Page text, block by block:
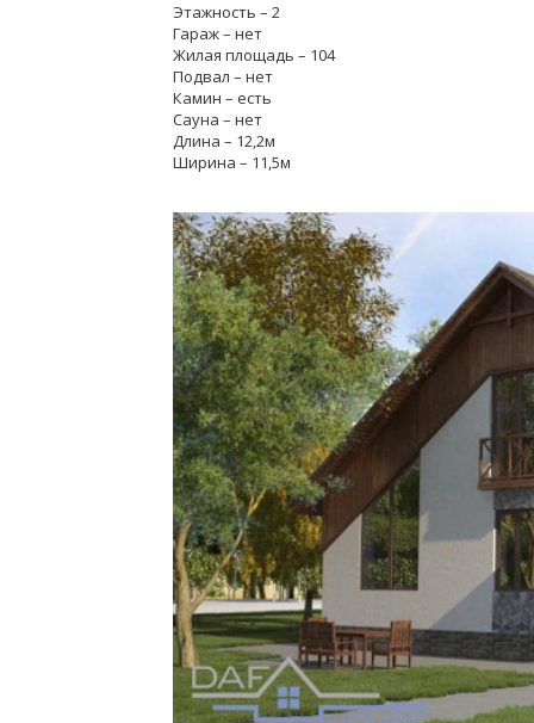
Этажность – 2
Гараж – нет
Жилая площадь – 104
Подвал – нет
Камин – есть
Сауна – нет
Длина – 12,2м
Ширина – 11,5м